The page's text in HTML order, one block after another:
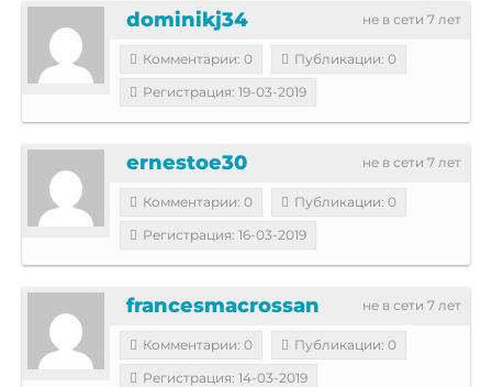
не в сети 7 лет
dominikj34
Комментарии: 0
Публикации: 0
Регистрация: 19-03-2019
не в сети 7 лет
ernestoe30
Комментарии: 0
Публикации: 0
Регистрация: 16-03-2019
не в сети 7 лет
francesmacrossan
Комментарии: 0
Публикации: 0
Регистрация: 14-03-2019